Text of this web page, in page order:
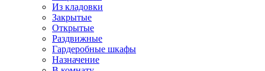
Из кладовки
Закрытые
Открытые
Раздвижные
Гардеробные шкафы
Назначение